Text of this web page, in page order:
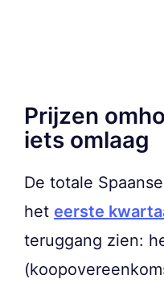
Prijzen
iets omlaag
De totale
het eerste
teruggang zien: